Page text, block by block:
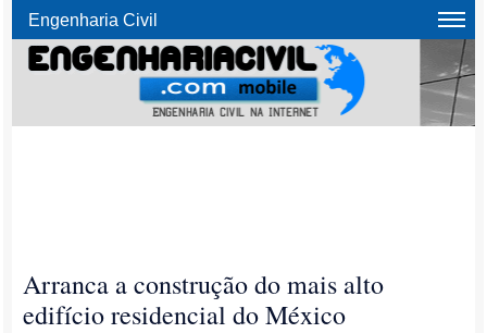
Engenharia Civil
Arranca a construção do mais alto
edifício residencial do México